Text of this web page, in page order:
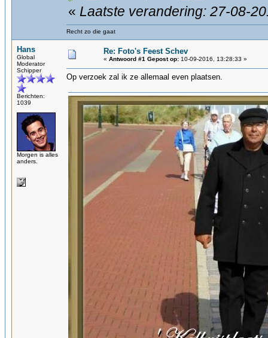
« Laatste verandering: 27-08-
Recht zo die gaat
Hans
Global
Moderator
Schipper
Berichten:
1039
Morgen is alles
anders.
Re: Foto's Feest Schev
« Antwoord #1 Gepost op: 10-09-2016, 13:28:33 »
Op verzoek zal ik ze allemaal even plaatsen.